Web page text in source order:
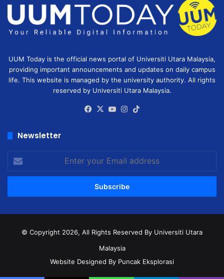
UUM Today is the official news portal of Universiti Utara Malaysia,
providing important announcements and updates on daily campus
life. This website is managed by the university authority. All rights
reserved by Universiti Utara Malaysia.
Facebook
X YouTubeInstagram
Newsletter
Enter
your
Email
© Copyright 2026, All Rights Reserved By Universiti Utara
Malaysia
Website Designed By Puncak Eksplorasi